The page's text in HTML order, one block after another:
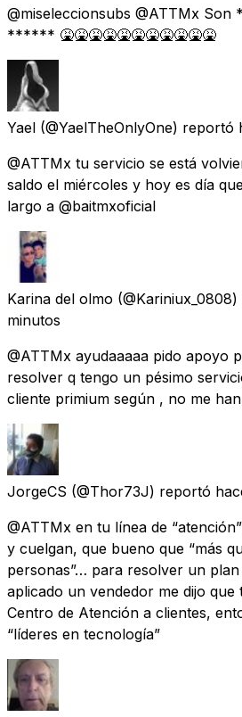
@miseleccionsubs @ATTMx
****** 🤮🤮🤮🤮🤮🤮🤮🤮🤮🤮🤮
Yael (@YaelTheOnlyOne) reportó
@ATTMx tu servicio se está
saldo el miércoles y hoy es día
largo a @baitmxoficial
Karina del olmo
minutos
@ATTMx ayudaaaaa pido apoyo
resolver q tengo un pésimo
cliente primium según , no me
JorgeCS (@Thor73J) reportó
@ATTMx en tu línea de
y cuelgan, que bueno que “más
personas”… para resolver un
aplicado un vendedor me dijo que
Centro de Atención a clientes,
“líderes en tecnología”